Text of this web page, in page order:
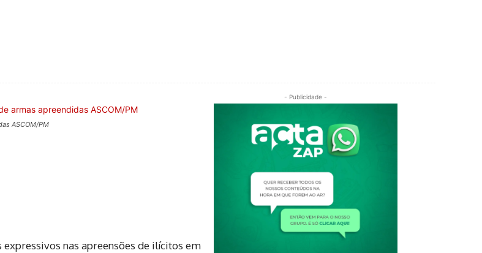
ASCOM/PM
nas apreensões de ilícitos em
- Publicidade -